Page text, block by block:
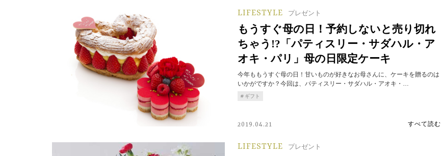
LIFESTYLE プレゼント
もうすぐ母の日！予約しないと売り切れ
ちゃう!?「パティスリー・サダハル・ア
オキ・パリ」母の日限定ケーキ
今年ももうすぐ母の日！甘いものが好きなお母さんに、ケーキを贈るのは
いかがですか？今回は、パティスリー・サダハル・アオキ・…
ギフト
2019.04.21 すべて読む
LIFESTYLE プレゼント